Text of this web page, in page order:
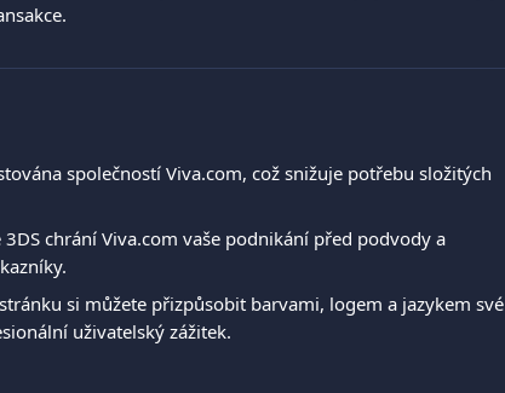
společností Viva.com, což snižuje potřebu složitých
chrání Viva.com vaše podnikání před podvody a
si můžete přizpůsobit barvami, logem a jazykem své
uživatelský zážitek.